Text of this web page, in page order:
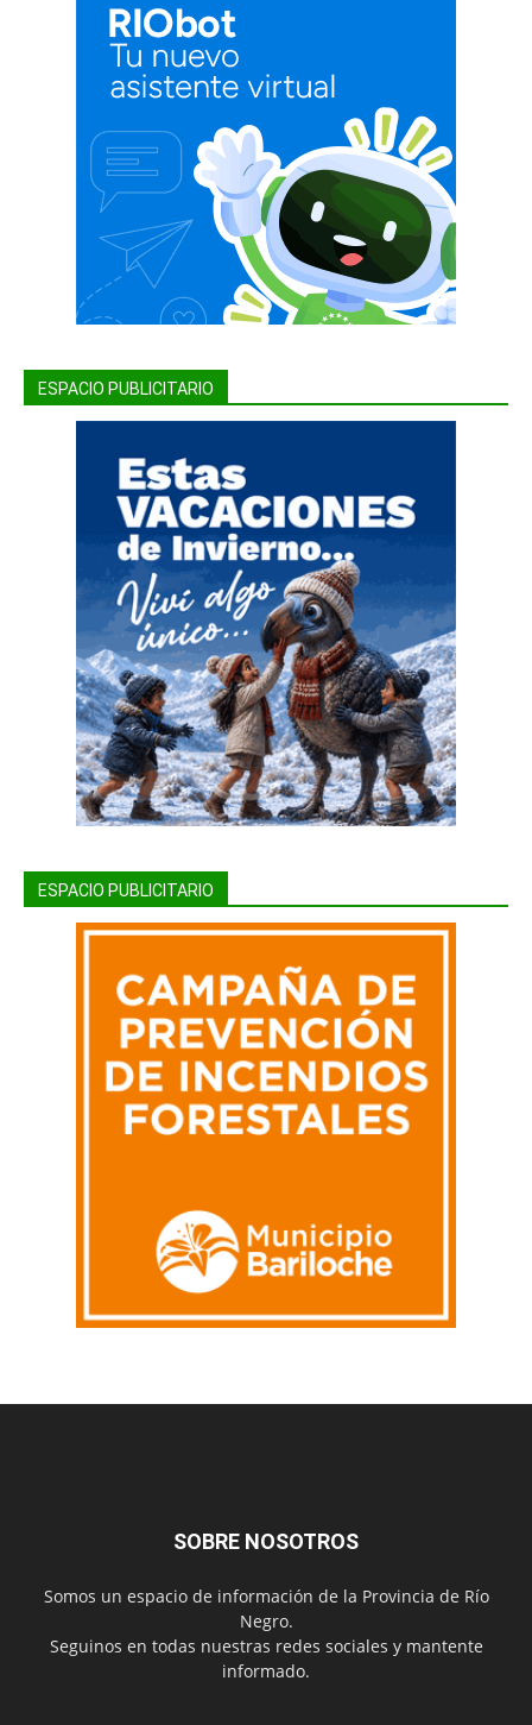
ESPACIO PUBLICITARIO
ESPACIO PUBLICITARIO
SOBRE NOSOTROS
Somos un espacio de información de la Provincia de Río
Negro.
Seguinos en todas nuestras redes sociales y mantente
informado.